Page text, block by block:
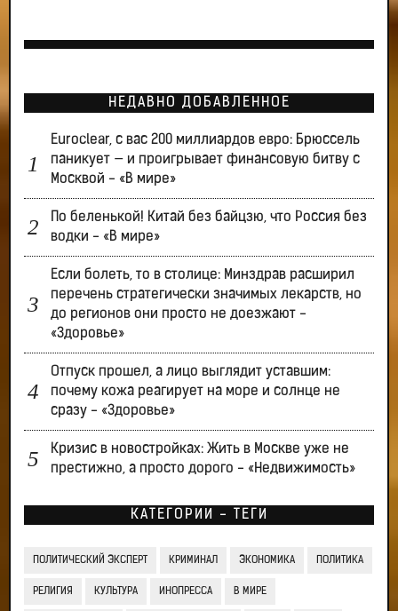
НЕДАВНО ДОБАВЛЕННОЕ
Euroclear, с вас 200 миллиардов евро: Брюссель
паникует — и проигрывает финансовую битву с
Москвой - «В мире»
По беленькой! Китай без байцзю, что Россия без
водки - «В мире»
Если болеть, то в столице: Минздрав расширил
перечень стратегически значимых лекарств, но
до регионов они просто не доезжают -
«Здоровье»
Отпуск прошел, а лицо выглядит уставшим:
почему кожа реагирует на море и солнце не
сразу - «Здоровье»
Кризис в новостройках: Жить в Москве уже не
престижно, а просто дорого - «Недвижимость»
КАТЕГОРИИ - ТЕГИ
ПОЛИТИЧЕСКИЙ ЭКСПЕРТ КРИМИНАЛ ЭКОНОМИКА ПОЛИТИКА
РЕЛИГИЯ КУЛЬТУРА ИНОПРЕССА В МИРЕ